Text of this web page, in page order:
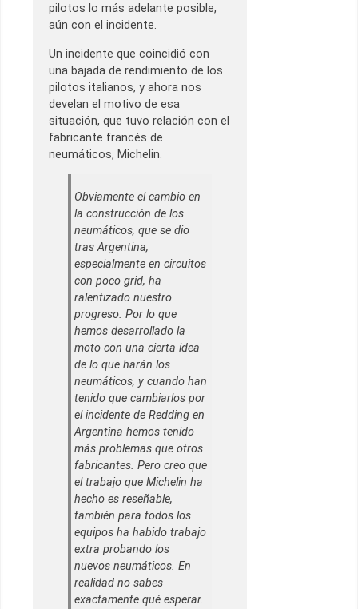
pilotos lo más adelante posible,
aún con el incidente.
Un incidente que coincidió con
una bajada de rendimiento de los
pilotos italianos, y ahora nos
develan el motivo de esa
situación, que tuvo relación con el
fabricante francés de
neumáticos, Michelin.
Obviamente el cambio en
la construcción de los
neumáticos, que se dio
tras Argentina,
especialmente en circuitos
con poco grid, ha
ralentizado nuestro
progreso. Por lo que
hemos desarrollado la
moto con una cierta idea
de lo que harán los
neumáticos, y cuando han
tenido que cambiarlos por
el incidente de Redding en
Argentina hemos tenido
más problemas que otros
fabricantes. Pero creo que
el trabajo que Michelin ha
hecho es reseñable,
también para todos los
equipos ha habido trabajo
extra probando los
nuevos neumáticos. En
realidad no sabes
exactamente qué esperar.